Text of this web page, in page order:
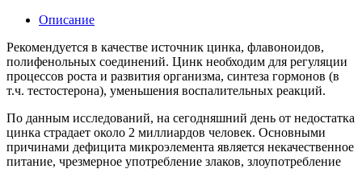
Описание
Рекомендуется в качестве источник цинка, флавоноидов,
полифенольных соединений. Цинк необходим для регуляции
процессов роста и развития организма, синтеза гормонов (в
т.ч. тестостерона), уменьшения воспалительных реакций.
По данным исследований, на сегодняшний день от недостатка
цинка страдает около 2 миллиардов человек. Основными
причинами дефицита микроэлемента является некачественное
питание, чрезмерное употребление злаков, злоупотребление